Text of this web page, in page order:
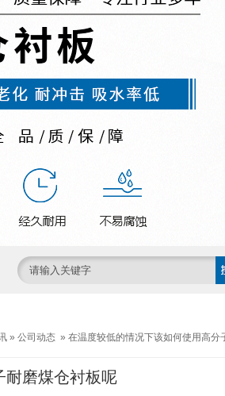
» 公司动态 » 在温度较低的情况下该如何使用高分
耐磨煤仓衬板呢